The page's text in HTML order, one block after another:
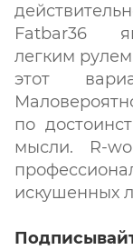
Fatbar36
легким
этот
по
мысли. R-
искушенных